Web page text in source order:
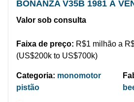
BONANZA V35B 1981 À
Valor sob consulta
Faixa de preço: R$1 milhão a
(US$200k to US$700k)
Categoria: monomotor
pistão